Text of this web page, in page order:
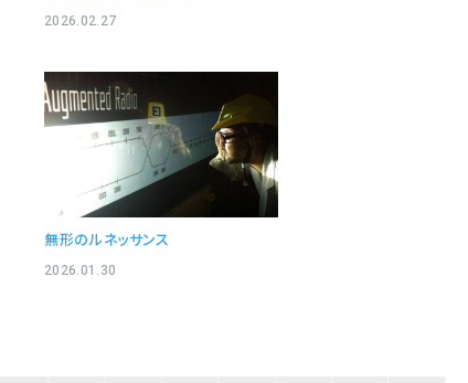
2026.02.27
無形のルネッサンス
2026.01.30